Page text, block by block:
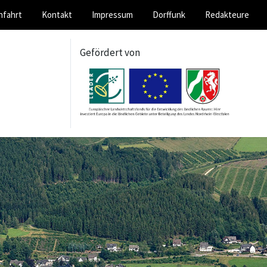
Kontakt Impressum Dorffunk Redakteure
Gefördert von